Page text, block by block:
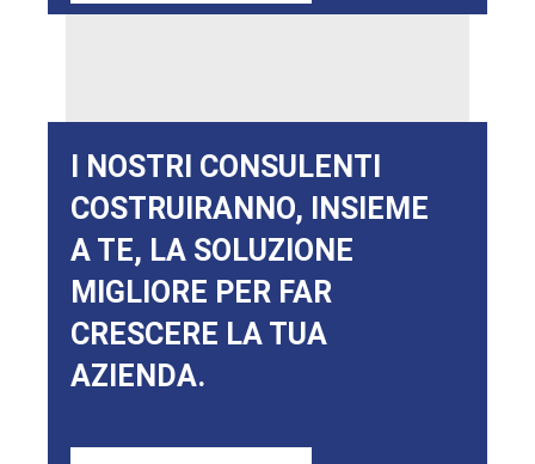
I NOSTRI CONSULENTI
COSTRUIRANNO, INSIEME
A TE, LA SOLUZIONE
MIGLIORE PER FAR
CRESCERE LA TUA
AZIENDA.